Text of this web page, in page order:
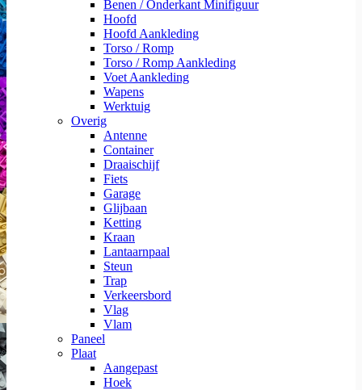
Benen / Onderkant Minifiguur
Hoofd
Hoofd Aankleding
Torso / Romp
Torso / Romp Aankleding
Voet Aankleding
Wapens
Werktuig
Overig
Antenne
Container
Draaischijf
Fiets
Garage
Glijbaan
Ketting
Kraan
Lantaarnpaal
Steun
Trap
Verkeersbord
Vlag
Vlam
Paneel
Plaat
Aangepast
Hoek